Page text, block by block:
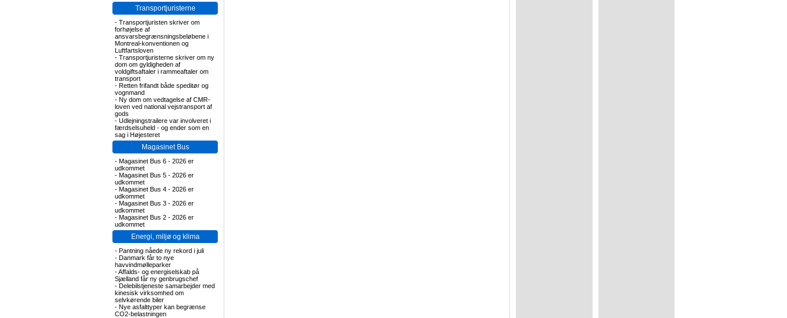
Transportjuristerne
- Transportjuristen skriver om
forhøjelse af
ansvarsbegrænsningsbeløbene i
Montreal-konventionen og
Luftfartsloven
- Transportjuristerne skriver om ny
dom om gyldigheden af
voldgiftsaftaler i rammeaftaler om
transport
- Retten frifandt både speditør og
vognmand
- Ny dom om vedtagelse af CMR-
loven ved national vejstransport af
gods
- Udlejningstrailere var involveret i
færdselsuheld - og ender som en
sag i Højesteret
Magasinet Bus
- Magasinet Bus 6 - 2026 er
udkommet
- Magasinet Bus 5 - 2026 er
udkommet
- Magasinet Bus 4 - 2026 er
udkommet
- Magasinet Bus 3 - 2026 er
udkommet
- Magasinet Bus 2 - 2026 er
udkommet
Energi, miljø og klima
- Pantning nåede ny rekord i juli
- Danmark får to nye
havvindmølleparker
-Affalds- og energiselskab på
Sjælland får ny genbrugschef
- Delebilstjeneste samarbejder med
kinesisk virksomhed om
selvkørende biler
- Nye asfalttyper kan begrænse
CO2-belastningen